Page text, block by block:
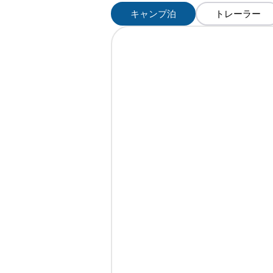
キャンプ泊 トレーラー